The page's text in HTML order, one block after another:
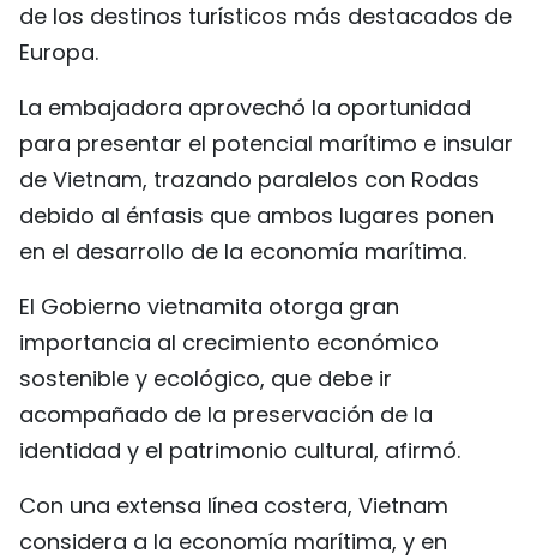
de los destinos turísticos más destacados de
Europa.
La embajadora aprovechó la oportunidad
para presentar el potencial marítimo e insular
de Vietnam, trazando paralelos con Rodas
debido al énfasis que ambos lugares ponen
en el desarrollo de la economía marítima.
El Gobierno vietnamita otorga gran
importancia al crecimiento económico
sostenible y ecológico, que debe ir
acompañado de la preservación de la
identidad y el patrimonio cultural, afirmó.
Con una extensa línea costera, Vietnam
considera a la economía marítima, y en